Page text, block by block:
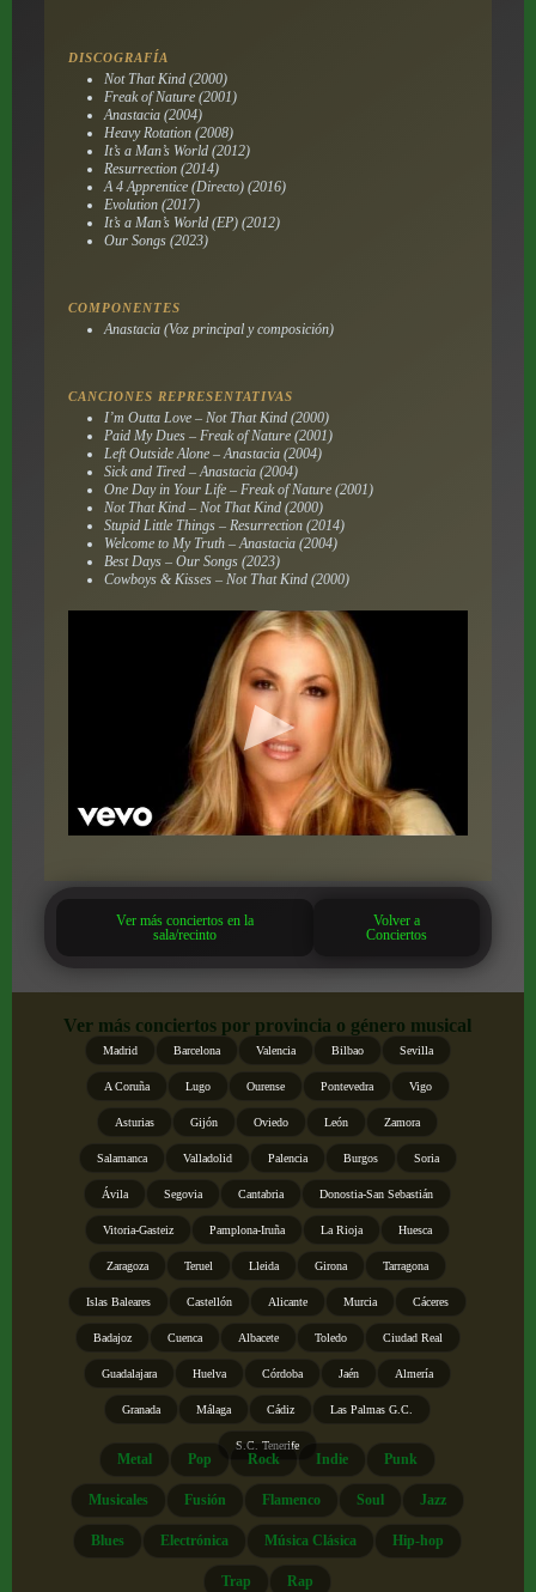
DISCOGRAFÍA
Not That Kind (2000)
Freak of Nature (2001)
Anastacia (2004)
Heavy Rotation (2008)
It’s a Man’s World (2012)
Resurrection (2014)
A 4 Apprentice (Directo) (2016)
Evolution (2017)
It’s a Man’s World (EP) (2012)
Our Songs (2023)
COMPONENTES
Anastacia (Voz principal y composición)
CANCIONES REPRESENTATIVAS
I’m Outta Love – Not That Kind (2000)
Paid My Dues – Freak of Nature (2001)
Left Outside Alone – Anastacia (2004)
Sick and Tired – Anastacia (2004)
One Day in Your Life – Freak of Nature (2001)
Not That Kind – Not That Kind (2000)
Stupid Little Things – Resurrection (2014)
Welcome to My Truth – Anastacia (2004)
Best Days – Our Songs (2023)
Cowboys & Kisses – Not That Kind (2000)
Ver más conciertos en la
sala/recinto
Volver a
Conciertos
Ver más conciertos por provincia o género musical
Madrid Barcelona Valencia Bilbao Sevilla
A Coruña Lugo Ourense Pontevedra Vigo
Asturias Gijón Oviedo León Zamora
Salamanca Valladolid Palencia Burgos Soria
Ávila Segovia Cantabria Donostia-San Sebastián
Vitoria-Gasteiz Pamplona-Iruña La Rioja Huesca
Zaragoza Teruel Lleida Girona Tarragona
Islas Baleares Castellón Alicante Murcia Cáceres
Badajoz Cuenca Albacete Toledo Ciudad Real
Guadalajara Huelva Córdoba Jaén Almería
Granada Málaga Cádiz Las Palmas G.C.
S.C. Tenerife
Metal Pop Rock Indie Punk
Musicales Fusión Flamenco Soul Jazz
Blues Electrónica Música Clásica Hip-hop
Trap Rap